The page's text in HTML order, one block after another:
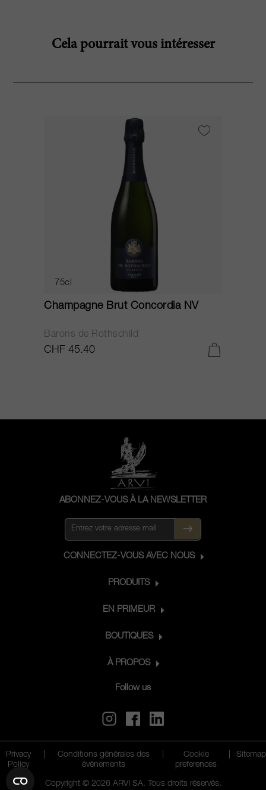
Cela pourrait vous intéresser
75cl
Champagne Brut Concordia NV
Barons de Rothschild
CHF 45.40
ABONNEZ-VOUS À LA NEWSLETTER
CONNECTEZ-VOUS AVEC NOUS
PRODUITS
EN PRIMEUR
BOUTIQUES
À PROPOS
Follow us
Privacy
Policy
Conditions générales des
événements
Cookie
preferences
Sitemap
Copyright © 2026 ARVI SA. Tous droits réservés.